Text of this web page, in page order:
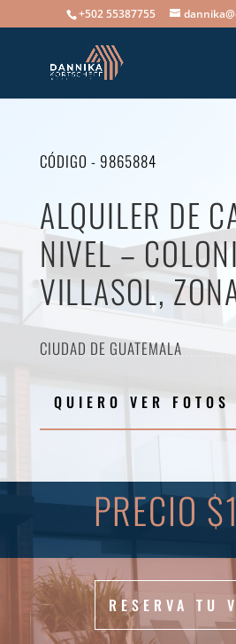
+502 55387755
CÓDIGO - 9865884
ALQUILER DE
NIVEL –
VILLASOL,
CIUDAD DE GUATEMALA
QUIERO VER FOTOS
PRECIO
RESERVA TU